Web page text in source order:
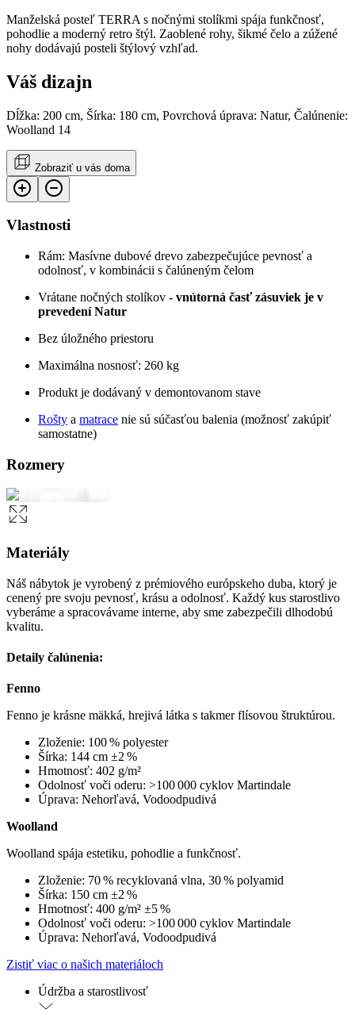
Manželská posteľ TERRA s nočnými stolíkmi spája funkčnosť,
pohodlie a moderný retro štýl. Zaoblené rohy, šikmé čelo a zúžené
nohy dodávajú posteli štýlový vzhľad.
Váš dizajn
Dĺžka: 200 cm, Šírka: 180 cm, Povrchová úprava: Natur, Čalúnenie:
Woolland 14
Zobraziť u vás doma
Vlastnosti
Rám: Masívne dubové drevo zabezpečujúce pevnosť a
odolnosť, v kombinácii s čalúneným čelom
Vrátane nočných stolíkov - vnútorná časť zásuviek je v
prevedení Natur
Bez úložného priestoru
Maximálna nosnosť: 260 kg
Produkt je dodávaný v demontovanom stave
Rošty a matrace nie sú súčasťou balenia (možnosť zakúpiť
samostatne)
Rozmery
Materiály
Náš nábytok je vyrobený z prémiového európskeho duba, ktorý je
cenený pre svoju pevnosť, krásu a odolnosť. Každý kus starostlivo
vyberáme a spracovávame interne, aby sme zabezpečili dlhodobú
kvalitu.
Detaily čalúnenia:
Fenno
Fenno je krásne mäkká, hrejivá látka s takmer flísovou štruktúrou.
Zloženie: 100 % polyester
Šírka: 144 cm ±2 %
Hmotnosť: 402 g/m²
Odolnosť voči oderu: >100 000 cyklov Martindale
Úprava: Nehorľavá, Vodoodpudivá
Woolland
Woolland spája estetiku, pohodlie a funkčnosť.
Zloženie: 70 % recyklovaná vlna, 30 % polyamid
Šírka: 150 cm ±2 %
Hmotnosť: 400 g/m² ±5 %
Odolnosť voči oderu: >100 000 cyklov Martindale
Úprava: Nehorľavá, Vodoodpudivá
Zistiť viac o našich materiáloch
Údržba a starostlivosť